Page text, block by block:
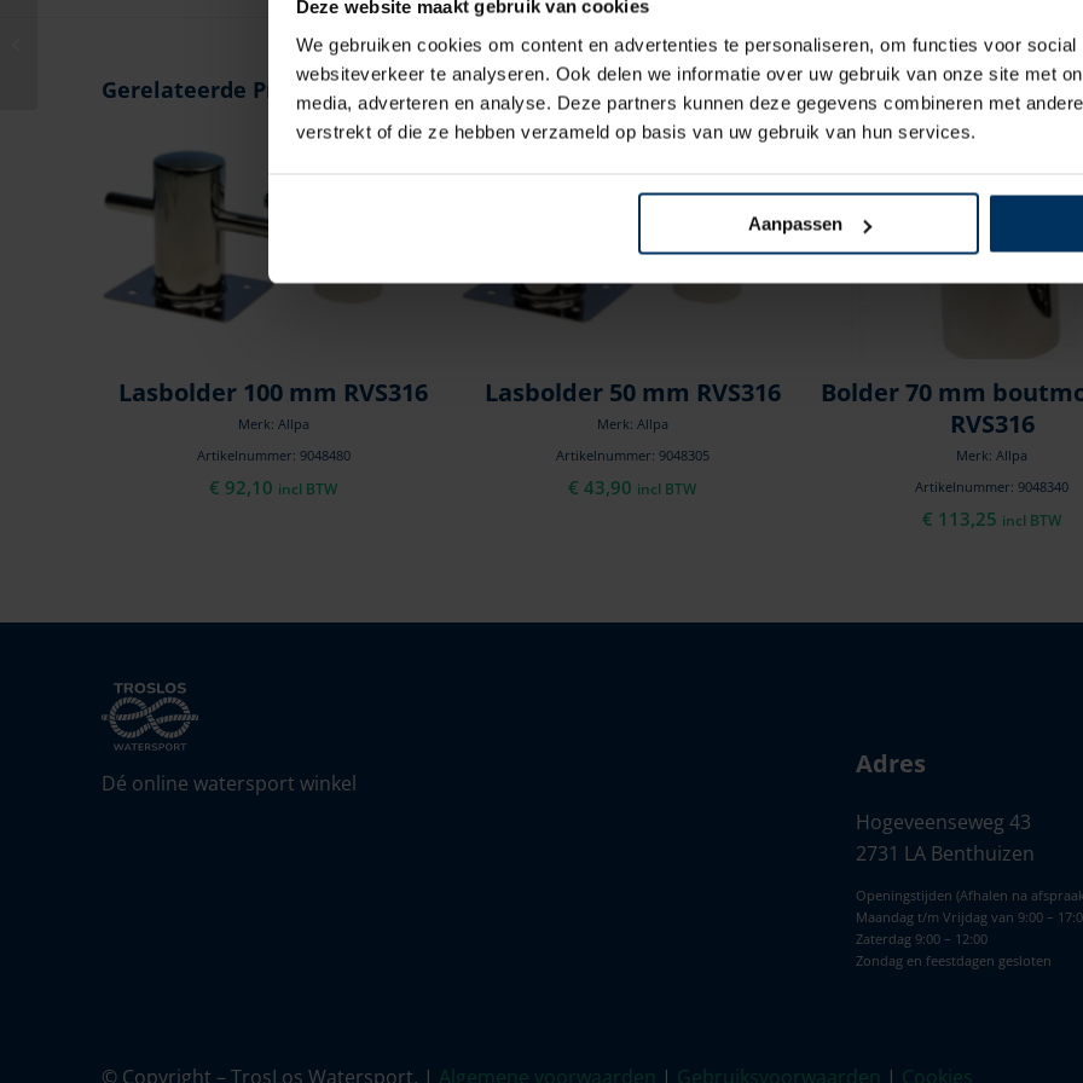
Deze website maakt gebruik van cookies
We gebruiken cookies om content en advertenties te personaliseren, om functies voor
websiteverkeer te analyseren. Ook delen we informatie over uw gebruik van onze site met
media, adverteren en analyse. Deze partners kunnen deze gegevens combineren met
verstrekt of die ze hebben verzameld op basis van uw gebruik van hun services.
Aanpassen
Gerelateerde Producten
Lasbolder 100 mm RVS316
Merk: Allpa
Artikelnummer: 9048480
€ 92,10 incl BTW
Lasbolder 50 mm RVS316
Merk: Allpa
Artikelnummer: 9048305
€ 43,90 incl BTW
Bolder 70 mm
RVS316
Merk: Allpa
Artikelnummer: 9048340
€ 113,25 incl BTW
Dé online watersport winkel
Adres
Hogeveenseweg 43
2731 LA Benthuizen
Openingstijden (Afhalen na
Maandag t/m Vrijdag van 9:00 –
Zaterdag 9:00 – 12:00
Zondag en feestdagen gesloten
© Copyright – TrosLos Watersport. | Algemene voorwaarden | Gebruiksvoorwaarden | Cookies